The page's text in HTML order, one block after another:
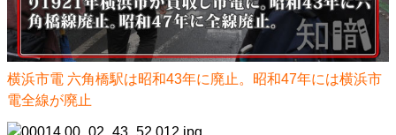
横浜市電 六角橋駅は昭和43年に廃止。昭和47年には横浜市
電全線が廃止